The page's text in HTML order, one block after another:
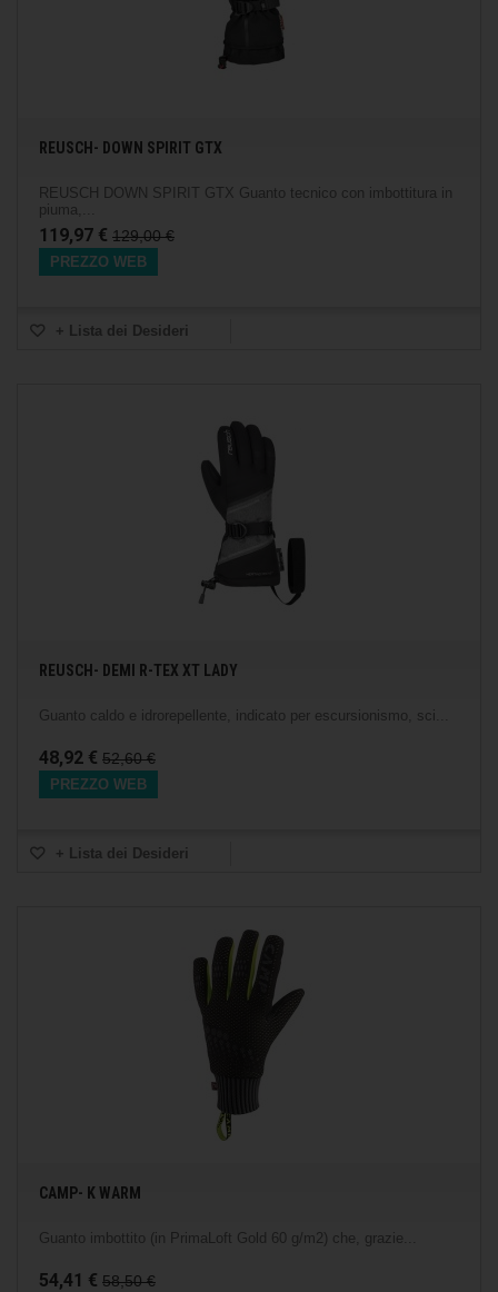
REUSCH- DOWN SPIRIT GTX
REUSCH DOWN SPIRIT GTX Guanto tecnico con imbottitura in
piuma,...
119,97 € 129,00 €
PREZZO WEB
+ Lista dei Desideri
REUSCH- DEMI R-TEX XT LADY
Guanto caldo e idrorepellente, indicato per escursionismo, sci...
48,92 € 52,60 €
PREZZO WEB
+ Lista dei Desideri
CAMP- K WARM
Guanto imbottito (in PrimaLoft Gold 60 g/m2) che, grazie...
54,41 € 58,50 €